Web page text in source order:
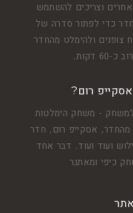
וצריכים להשתמש
כדי לפתור סדרה של
צופנים ולהימלט מהחדר
דקות.
רום?
למשחק - משחק הימלטות
אסקייפ רום, חדר
ועוד ועוד. דבר אחד
כיפי ומאתגר